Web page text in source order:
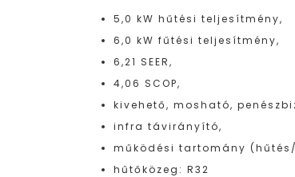
5,0 kW hűtési teljesítmény,
6,0 kW fűtési teljesítmény,
6,21 SEER,
4,06 SCOP,
kivehető, mosható,
infra távirányító,
működési tartomány
hűtőközeg: R32